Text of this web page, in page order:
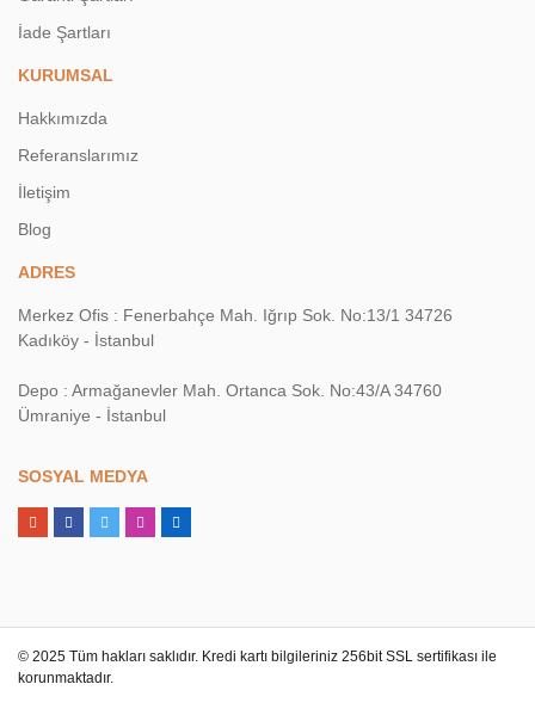
İade Şartları
KURUMSAL
Hakkımızda
Referanslarımız
İletişim
Blog
ADRES
Merkez Ofis : Fenerbahçe Mah. Iğrıp Sok. No:13/1 34726
Kadıköy - İstanbul
Depo : Armağanevler Mah. Ortanca Sok. No:43/A 34760
Ümraniye - İstanbul
SOSYAL MEDYA
© 2025 Tüm hakları saklıdır. Kredi kartı bilgileriniz 256bit SSL sertifikası ile
korunmaktadır.